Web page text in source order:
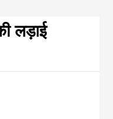
of
लड़ाई